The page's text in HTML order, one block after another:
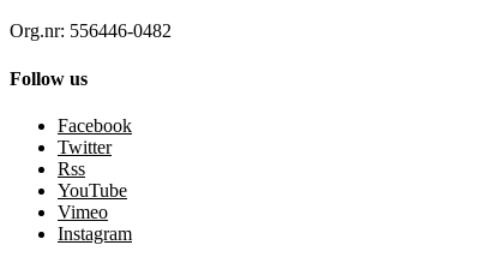
Org.nr: 556446-0482
Follow us
Facebook
Twitter
Rss
YouTube
Vimeo
Instagram